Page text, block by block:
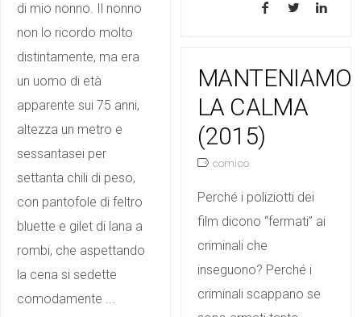
di mio nonno. Il nonno
non lo ricordo molto
distintamente, ma era
un uomo di età
apparente sui 75 anni,
altezza un metro e
sessantasei per
settanta chili di peso,
con pantofole di feltro
bluette e gilet di lana a
rombi, che aspettando
la cena si sedette
comodamente ...
MANTENIAMO
LA CALMA
(2015)
comico
Perché i poliziotti dei
film dicono “fermati” ai
criminali che
inseguono? Perché i
criminali scappano se